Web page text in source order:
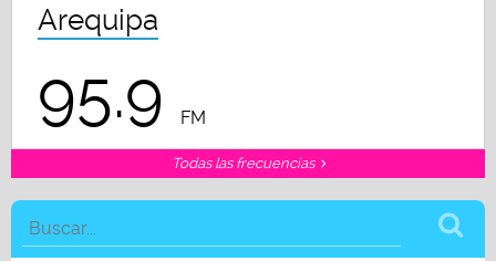
Arequipa
95.9 FM
Todas las frecuencias